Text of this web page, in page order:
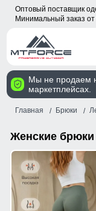
Оптовый поставщик
Минимальный заказ
Мы не продаем
маркетплейсах.
Главная Брюки
Женские брюки